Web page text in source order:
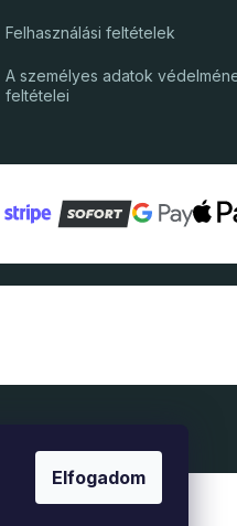
Elfogadom
Felhasználási feltételek
A személyes adatok
feltételei